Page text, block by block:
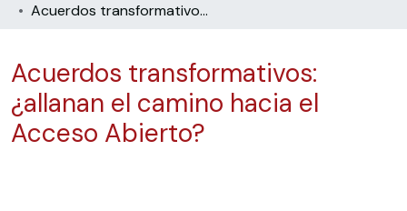
Acuerdos transformativos: ¿allanan el camino hacia el Acceso Abierto?
Acuerdos transformativos:
¿allanan el camino hacia el
Acceso Abierto?